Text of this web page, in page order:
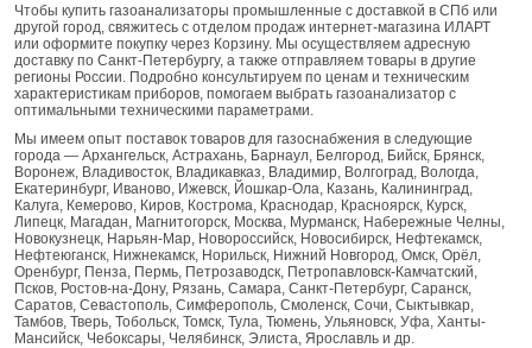
Чтобы купить газоанализаторы промышленные с доставкой в СПб или
другой город, свяжитесь с отделом продаж интернет-магазина ИЛАРТ
или оформите покупку через Корзину. Мы осуществляем адресную
доставку по Санкт-Петербургу, а также отправляем товары в другие
регионы России. Подробно консультируем по ценам и техническим
характеристикам приборов, помогаем выбрать газоанализатор с
оптимальными техническими параметрами.
Мы имеем опыт поставок товаров для газоснабжения в следующие
города — Архангельск, Астрахань, Барнаул, Белгород, Бийск, Брянск,
Воронеж, Владивосток, Владикавказ, Владимир, Волгоград, Вологда,
Екатеринбург, Иваново, Ижевск, Йошкар-Ола, Казань, Калининград,
Калуга, Кемерово, Киров, Кострома, Краснодар, Красноярск, Курск,
Липецк, Магадан, Магнитогорск, Москва, Мурманск, Набережные Челны,
Новокузнецк, Нарьян-Мар, Новороссийск, Новосибирск, Нефтекамск,
Нефтеюганск, Нижнекамск, Норильск, Нижний Новгород, Омск, Орёл,
Оренбург, Пенза, Пермь, Петрозаводск, Петропавловск-Камчатский,
Псков, Ростов-на-Дону, Рязань, Самара, Санкт-Петербург, Саранск,
Саратов, Севастополь, Симферополь, Смоленск, Сочи, Сыктывкар,
Тамбов, Тверь, Тобольск, Томск, Тула, Тюмень, Ульяновск, Уфа, Ханты-
Мансийск, Чебоксары, Челябинск, Элиста, Ярославль и др.